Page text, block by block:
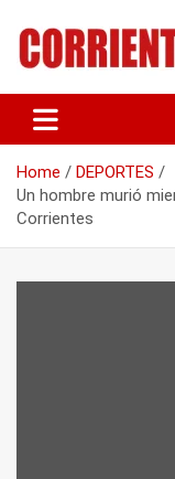
content
Home
DEPORTES
Un hombre murió
Corrientes